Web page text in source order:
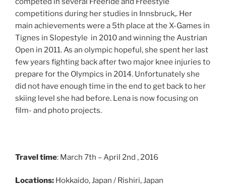
competitions during her studies in Innsbruck,. Her
main achievements were a 5th place at the X-Games in
Tignes in Slopestyle in 2010 and winning the Austrian
Open in 2011. As an olympic hopeful, she spent her last
few years fighting back after two major knee injuries to
prepare for the Olympics in 2014. Unfortunately she
did not have enough time in the end to get back to her
skiing level she had before. Lena is now focusing on
film- and photo projects.
Travel time: March 7th – April 2nd , 2016
Locations: Hokkaido, Japan / Rishiri, Japan